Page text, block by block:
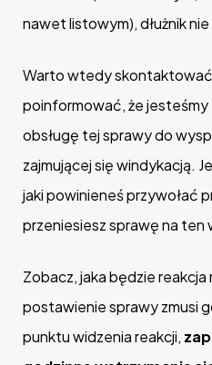
nawet listowym), dłużnik
Warto wtedy skontaktować
poinformować, że jesteśmy
obsługę tej sprawy do
zajmującej się windykacją.
jaki powinieneś przywołać
przeniesiesz sprawę na ten
Zobacz, jaka będzie
postawienie sprawy zmusi
punktu widzenia reakcji,